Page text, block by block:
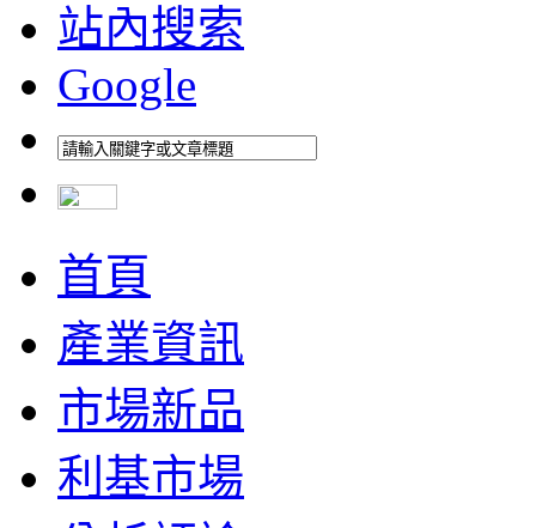
站內搜索
Google
首頁
產業資訊
市場新品
利基市場